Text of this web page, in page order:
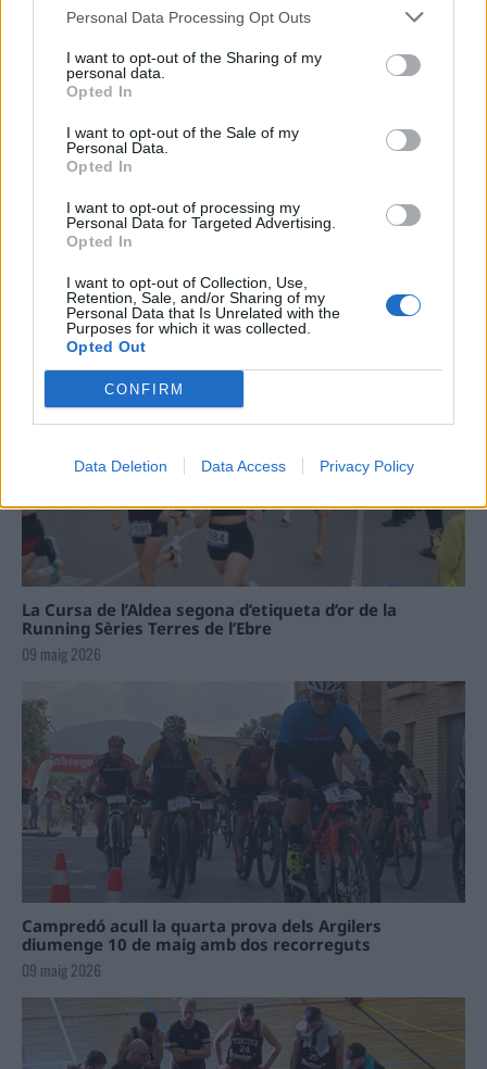
Personal Data Processing Opt Outs
I want to opt-out of the Sharing of my
personal data.
Opted In
I want to opt-out of the Sale of my
Personal Data.
Opted In
I want to opt-out of processing my
Personal Data for Targeted Advertising.
Opted In
I want to opt-out of Collection, Use,
Retention, Sale, and/or Sharing of my
Personal Data that Is Unrelated with the
Purposes for which it was collected.
Opted Out
CONFIRM
Data Deletion Data Access Privacy Policy
vincula patrimoni, turisme i
gastronomia
6 d'agost de 2026
enguany amb més modistes i gairebé
40 peces a concurs
Carrega més
La Cursa de l’Aldea segona d’etiqueta d’or de la
Running Sèries Terres de l’Ebre
09 maig 2026
Campredó acull la quarta prova dels Argilers
diumenge 10 de maig amb dos recorreguts
09 maig 2026